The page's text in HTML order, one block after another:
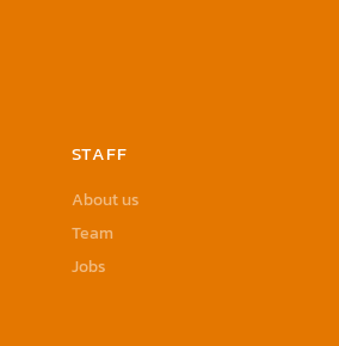
STAFF
About us
Team
Jobs